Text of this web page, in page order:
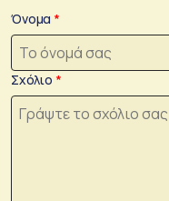
Όνομα
Σχόλιο